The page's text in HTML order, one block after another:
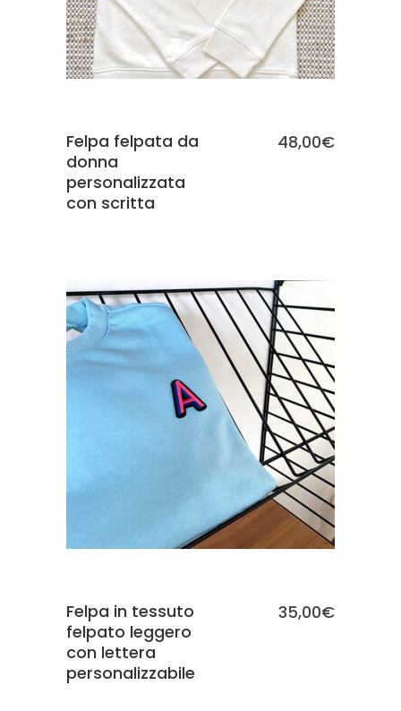
Felpa felpata da
donna
personalizzata
con scritta
48,00€
SCEGLI
Felpa in tessuto
felpato leggero
con lettera
personalizzabile
35,00€